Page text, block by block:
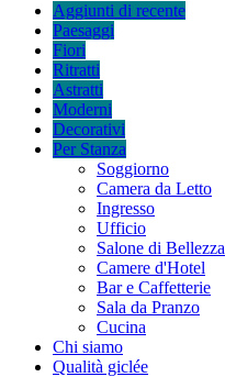
Aggiunti di recente
Paesaggi
Fiori
Ritratti
Astratti
Moderni
Decorativi
Per Stanza
Soggiorno
Camera da Letto
Ingresso
Ufficio
Salone di Bellezza
Camere d'Hotel
Bar e Caffetterie
Sala da Pranzo
Cucina
Chi siamo
Qualità giclée